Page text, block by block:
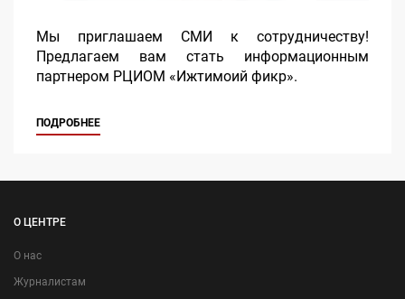
Мы приглашаем СМИ к сотрудничеству!
Предлагаем вам стать информационным
партнером РЦИОМ «Ижтимоий фикр».
ПОДРОБНЕЕ
О ЦЕНТРЕ
О нас
Журналистам